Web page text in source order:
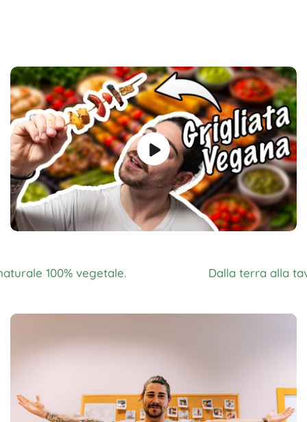
100% vegetale. Dalla terra alla tavola!